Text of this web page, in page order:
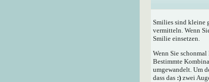
Smilies sind kleine
vermitteln. Wenn
Smilie einsetzen.
Wenn Sie
Bestimmte
umgewandelt. Um
dass das :) zwei